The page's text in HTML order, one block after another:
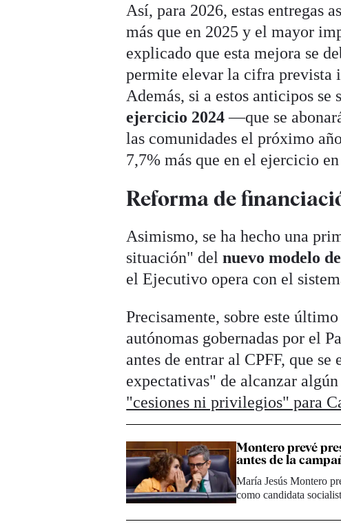
Así, para 2026, estas entregas
más que en 2025 y el mayor
explicado que esta mejora se
permite elevar la cifra
Además, si a estos anticipos
ejercicio 2024—que se
las comunidades el próximo
7,7% más que en el ejercicio
Reforma de
Asimismo, se ha hecho una
situación" delnuevo modelo
el Ejecutivo opera con el
Precisamente, sobre este
autónomas gobernadas por el
antes de entrar al CPFF, que se
expectativas" de alcanzar
"cesiones ni privilegios" para
Montero prevé
antes de la
María Jesús Montero
como candidata